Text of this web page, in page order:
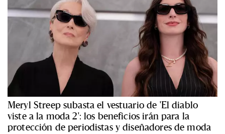
Meryl Streep subasta el vestuario de 'El diablo
viste a la moda 2': los beneficios irán para la
protección de periodistas y diseñadores de moda